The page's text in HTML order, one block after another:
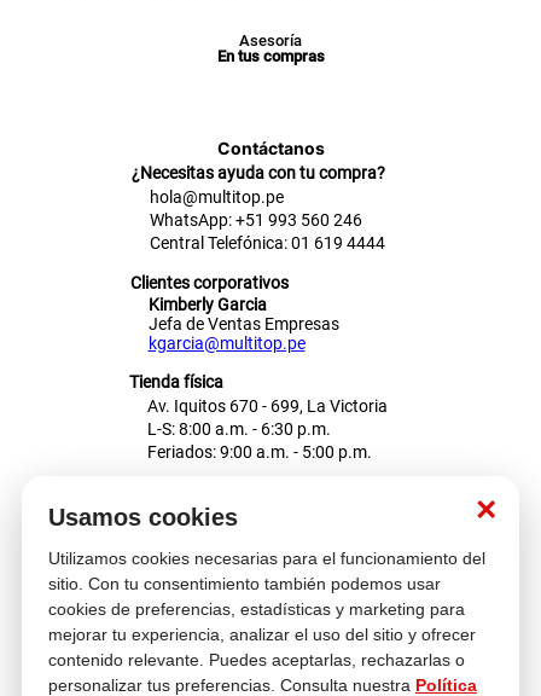
×
Usamos cookies
Utilizamos cookies necesarias para el funcionamiento del
sitio. Con tu consentimiento también podemos usar
cookies de preferencias, estadísticas y marketing para
mejorar tu experiencia, analizar el uso del sitio y ofrecer
contenido relevante. Puedes aceptarlas, rechazarlas o
personalizar tus preferencias. Consulta nuestra Política
Asesoría
En tus compras
Contáctanos
¿Necesitas ayuda con tu compra?
hola@multitop.pe
WhatsApp: +51 993 560 246
Central Telefónica: 01 619 4444
Clientes corporativos
Kimberly Garcia
Jefa de Ventas Empresas
kgarcia@multitop.pe
Tienda física
Av. Iquitos 670 - 699, La Victoria
L-S: 8:00 a.m. - 6:30 p.m.
Feriados: 9:00 a.m. - 5:00 p.m.
Atención al cliente
Descubre más